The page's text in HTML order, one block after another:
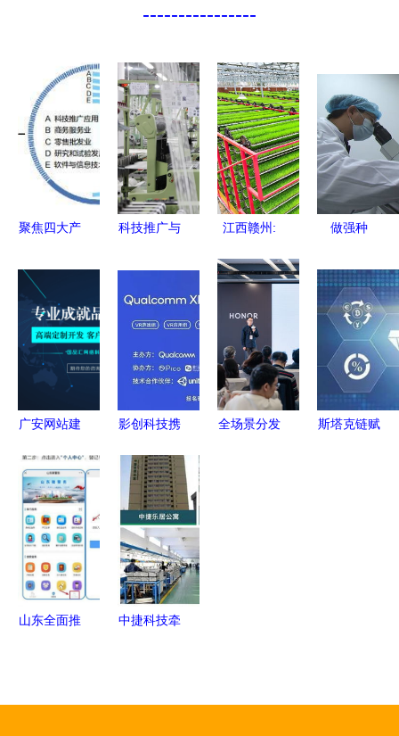
----------------
聚焦四大产
新摆在首位
科技推广与
应用服务的
战略突围
科技推广与
关键路径
江西赣州:
稻秧苗 智
粮食生产
做强种
科技架起现
代农业强省
之桥——贵
州积极构建
现代农业产
业技术体系
广安网站建
技推广和应
用服务的深
度融合
影创科技携
2020
Qualcomm
XR创新应
用挑战赛
推动计算系
统服务新纪
全场景分发
斯塔克链赋
山东全面推
中捷科技牵